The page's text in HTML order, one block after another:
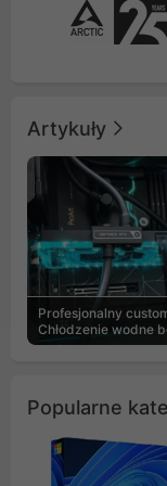
Artykuły
Profesjonalny
Chłodzenie wodne
Popularne